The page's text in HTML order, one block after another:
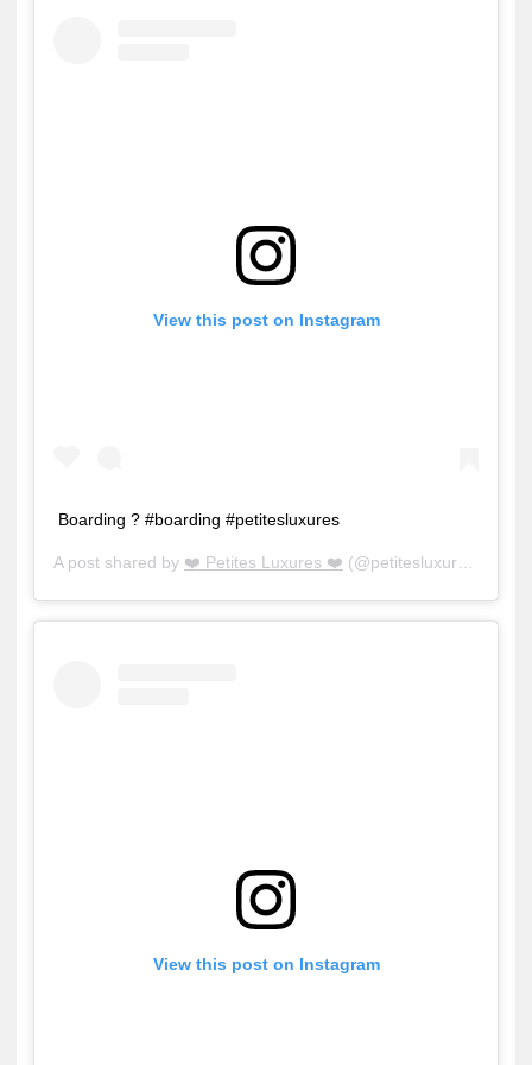
View this post on Instagram
Boarding ? #boarding #petitesluxures
A post shared by ❤️ Petites Luxures ❤️ (@petitesluxures) on
View this post on Instagram